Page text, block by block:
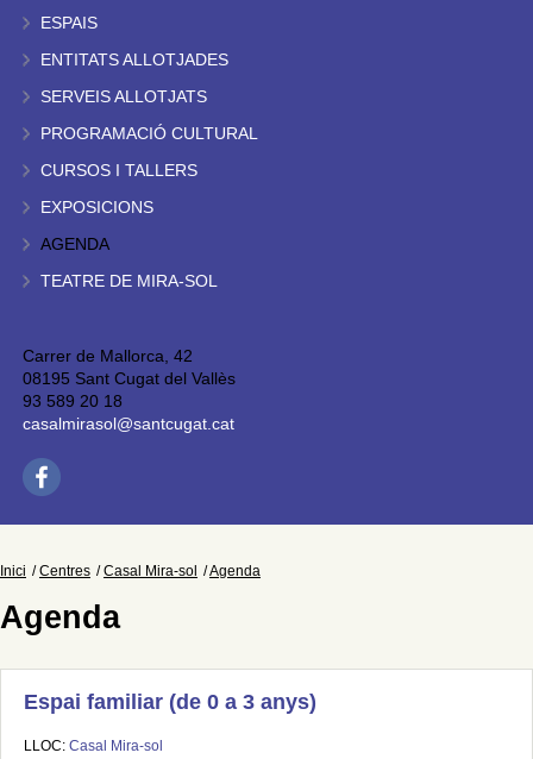
ESPAIS
ENTITATS ALLOTJADES
SERVEIS ALLOTJATS
PROGRAMACIÓ CULTURAL
CURSOS I TALLERS
EXPOSICIONS
AGENDA
TEATRE DE MIRA-SOL
Carrer de Mallorca, 42
08195 Sant Cugat del Vallès
93 589 20 18
casalmirasol@santcugat.cat
Inici Centres Casal Mira-sol Agenda
Agenda
Espai familiar (de 0 a 3 anys)
LLOC: Casal Mira-sol